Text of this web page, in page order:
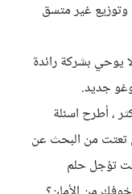
وتوزيع غير متسق
يوحي بشركة رائدة
جديد.
، أطرح اسئلة
تعتت من البحث عن
تؤجل حلم